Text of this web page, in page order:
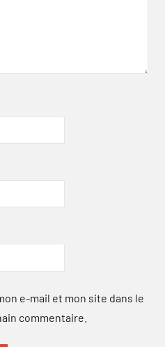
e-mail et mon site dans le
commentaire.